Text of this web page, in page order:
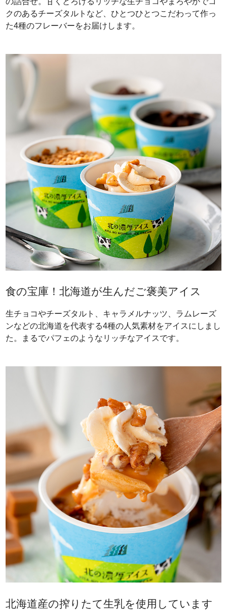
クのあるチーズタルトなど、ひとつひとつこだわって作っ
た4種のフレーバーをお届けします。
食の宝庫！北海道が生んだご褒美アイス
生チョコやチーズタルト、キャラメルナッツ、ラムレーズ
ンなどの北海道を代表する4種の人気素材をアイスにしまし
た。まるでパフェのようなリッチなアイスです。
北海道産の搾りたて生乳を使用しています